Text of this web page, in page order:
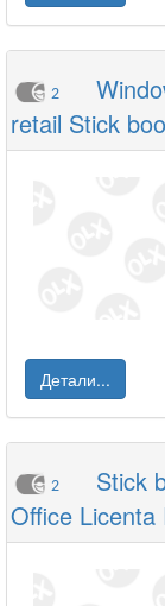
2
retail Stick
Детали...
2
Stick
Office Licenta